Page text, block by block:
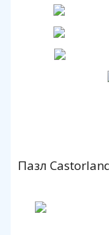
Пазл